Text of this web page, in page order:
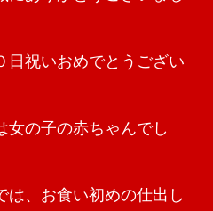
日祝いおめでとうござい
女の子の赤ちゃんでし
は、お食い初めの仕出し